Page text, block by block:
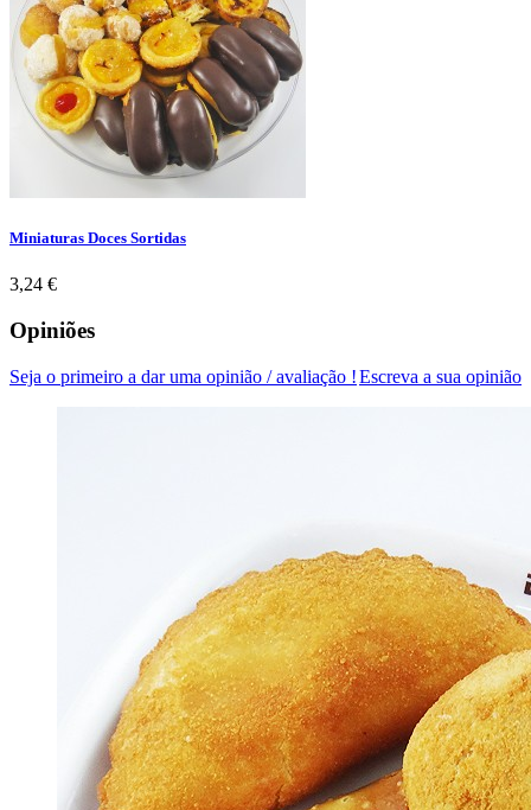
Miniaturas Doces Sortidas
Preço
3,24 €
Opiniões
Escreva a sua opinião
Seja o primeiro a dar uma opinião / avaliação !